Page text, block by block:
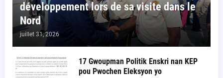
développement lors de sa visite dans le
Nord
juillet 31, 2026
17 Gwoupman Politik Enskri nan KEP
pou Pwochen Eleksyon yo